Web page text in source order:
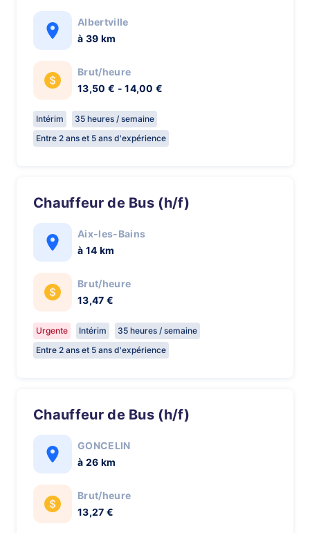
Albertville
à 39 km
Brut/heure
13,50 € - 14,00 €
Intérim
35 heures / semaine
Entre 2 ans et 5 ans d'expérience
Chauffeur de Bus (h/f)
Aix-les-Bains
à 14 km
Brut/heure
13,47 €
Urgente Intérim
35 heures / semaine
Entre 2 ans et 5 ans d'expérience
Chauffeur de Bus (h/f)
GONCELIN
à 26 km
Brut/heure
13,27 €